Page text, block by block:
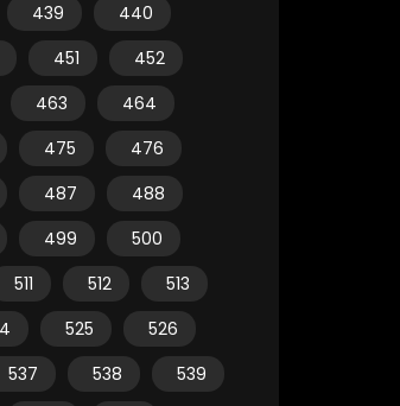
439
440
451
452
463
464
475
476
487
488
499
500
511 512
513
525
526
537 538
539